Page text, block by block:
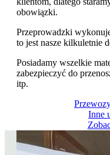
obowiązki.
Przeprowadzki
to jest nasze kilkuletnie
Posiadamy wszelkie
zabezpieczyć do
itp.
Inne